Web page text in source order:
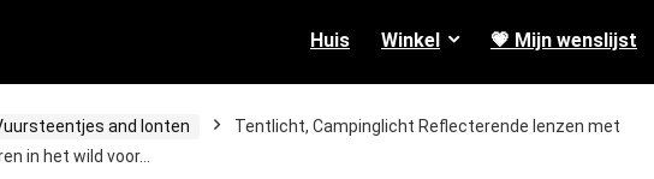
Huis Winkel 💗 Mijn wenslijst
and lonten
Tentlicht, Campinglicht Reflecterende lenzen met
in het wild voor…